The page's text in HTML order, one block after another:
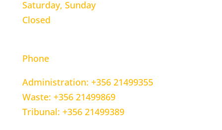
Saturday, Sunday
Closed
Phone
Administration: +356 21499355
Waste: +356 21499869
Tribunal: +356 21499389